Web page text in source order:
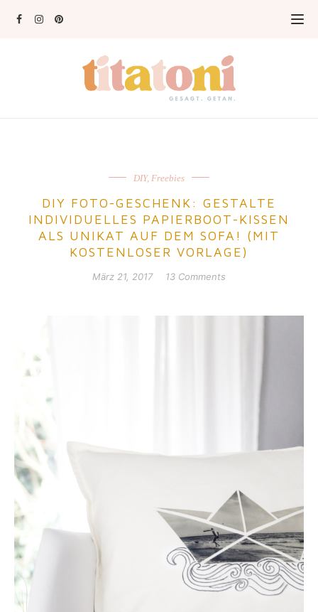
DIY, Freebies
DIY FOTO-GESCHENK: GESTALTE
INDIVIDUELLES PAPIERBOOT-KISSEN
ALS UNIKAT AUF DEM SOFA! (MIT
KOSTENLOSER VORLAGE)
März 21, 2017 13 Comments